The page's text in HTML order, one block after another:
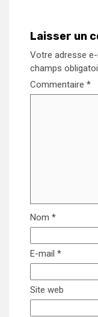
Laisser un
Votre adresse
champs
Commentaire *
Nom *
E-mail *
Site web